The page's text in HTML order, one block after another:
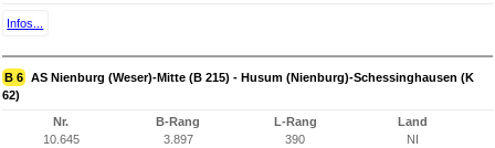
Infos...
B 6 AS Nienburg (Weser)-Mitte (B 215) - Husum (Nienburg)-Schessinghausen (K
62)
Nr.
10.645
B-Rang
3.897
L-Rang
390
Land
NI